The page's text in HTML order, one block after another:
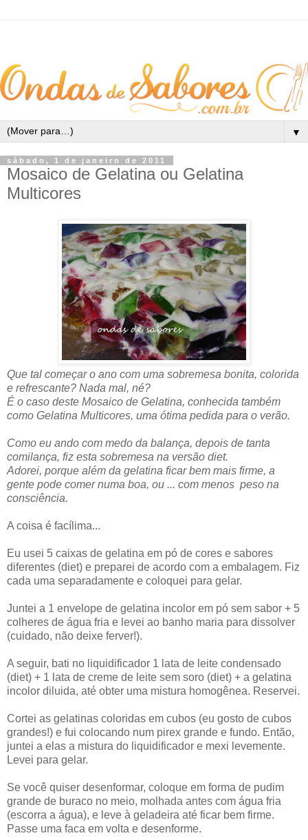
▼
sábado, 1 de janeiro de 2011
Mosaico de Gelatina ou Gelatina
Multicores
Que tal começar o ano com uma sobremesa bonita, colorida
e refrescante? Nada mal, né?
É o caso deste Mosaico de Gelatina, conhecida também
como Gelatina Multicores, uma ótima pedida para o verão.
Como eu ando com medo da balança, depois de tanta
comilança, fiz esta sobremesa na versão diet.
Adorei, porque além da gelatina ficar bem mais firme, a
gente pode comer numa boa, ou ... com menos peso na
consciência.
A coisa é facílima...
Eu usei 5 caixas de gelatina em pó de cores e sabores
diferentes (diet) e preparei de acordo com a embalagem. Fiz
cada uma separadamente e coloquei para gelar.
Juntei a 1 envelope de gelatina incolor em pó sem sabor + 5
colheres de água fria e levei ao banho maria para dissolver
(cuidado, não deixe ferver!).
A seguir, bati no liquidificador 1 lata de leite condensado
(diet) + 1 lata de creme de leite sem soro (diet) + a gelatina
incolor diluida, até obter uma mistura homogênea. Reservei.
Cortei as gelatinas coloridas em cubos (eu gosto de cubos
grandes!) e fui colocando num pirex grande e fundo. Então,
juntei a elas a mistura do liquidificador e mexi levemente.
Levei para gelar.
Se você quiser desenformar, coloque em forma de pudim
grande de buraco no meio, molhada antes com água fria
(escorra a água), e leve à geladeira até ficar bem firme.
Passe uma faca em volta e desenforme.